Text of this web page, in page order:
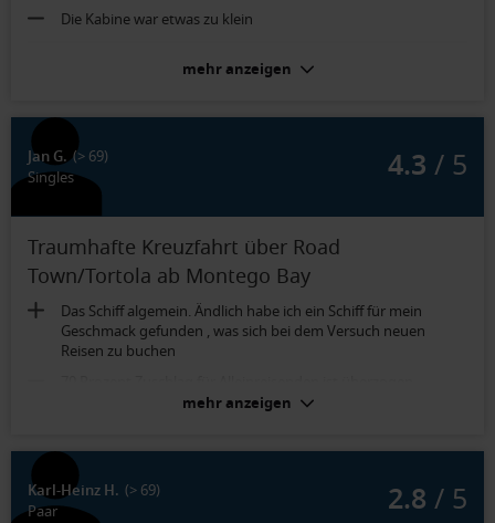
Die Kabine war etwas zu klein
Ich fand die Kabine für 4 Personen etwas zu klein.
mehr anzeigen
Jan G. (> 69)
Singles
4.3 / 5
Traumhafte Kreuzfahrt über Road
Town/Tortola ab Montego Bay
Das Schiff algemein. Ändlich habe ich ein Schiff für mein
Geschmack gefunden , was sich bei dem Versuch neuen
Reisen zu buchen
Wucherung, ungerecht bis zu Diskriminirung etc... Es
wurde mir grosszügig 75,- EUR Bordguthaben angeboten
Mein Limit auch bei Hotels ist max. 50 Prozent.
mehr anzeigen
Karl-Heinz H. (> 69)
Paar
2.8 / 5